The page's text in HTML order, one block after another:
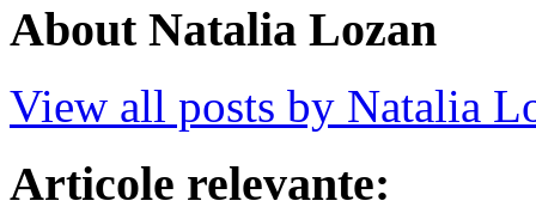
About Natalia Lozan
View all posts by Natalia
Articole relevante: